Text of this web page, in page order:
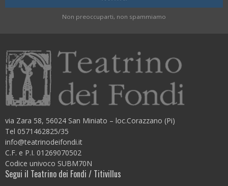
Non preoccuparti, non spammiamo
via Zara 58, 56024 San Miniato – loc.Corazzano (Pi)
Tel 0571462825/35
info@teatrinodeifondi.it
C.F. e P.I. 01269070502
Codice univoco SUBM70N
Segui il Teatrino dei Fondi / Titivillus